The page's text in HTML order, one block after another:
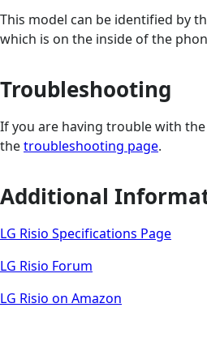
This model can be identified by
which is on the inside of the
Troubleshooting
If you are having trouble with
thetroubleshooting page.
Additional
LG Risio Specifications Page
LG Risio Forum
LG Risio on Amazon